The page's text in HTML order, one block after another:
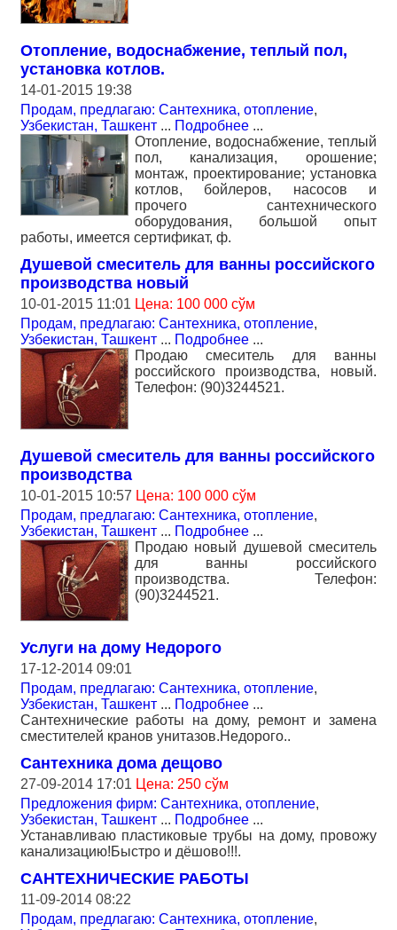
Отопление, водоснабжение, теплый пол,
установка котлов.
14-01-2015 19:38
Продам, предлагаю: Сантехника, отопление,
Узбекистан, Ташкент ... Подробнее ...
Отопление, водоснабжение, теплый
пол, канализация, орошение;
монтаж, проектирование; установка
котлов, бойлеров, насосов и
прочего сантехнического
оборудования, большой опыт
работы, имеется сертификат, ф.
Душевой смеситель для ванны российского
производства новый
10-01-2015 11:01 Цена: 100 000 сўм
Продам, предлагаю: Сантехника, отопление,
Узбекистан, Ташкент ... Подробнее ...
Продаю смеситель для ванны
российского производства, новый.
Телефон: (90)3244521.
Душевой смеситель для ванны российского
производства
10-01-2015 10:57 Цена: 100 000 сўм
Продам, предлагаю: Сантехника, отопление,
Узбекистан, Ташкент ... Подробнее ...
Продаю новый душевой смеситель
для ванны российского
производства. Телефон:
(90)3244521.
Услуги на дому Недорого
17-12-2014 09:01
Продам, предлагаю: Сантехника, отопление,
Узбекистан, Ташкент ... Подробнее ...
Сантехнические работы на дому, ремонт и замена
сместителей кранов унитазов.Недорого..
Сантехника дома дещово
27-09-2014 17:01 Цена: 250 сўм
Предложения фирм: Сантехника, отопление,
Узбекистан, Ташкент ... Подробнее ...
Устанавливаю пластиковые трубы на дому, провожу
канализацию!Быстро и дёшово!!!.
САНТЕХНИЧЕСКИЕ РАБОТЫ
11-09-2014 08:22
Продам, предлагаю: Сантехника, отопление,